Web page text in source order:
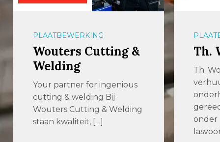
PLAATBEWERKING
Th. Wortelboer BV
Th. Wortelboer levert,
verhuurt, repareert en
onderhoudt machines en
gereedschappen voor
onder meer
Q-